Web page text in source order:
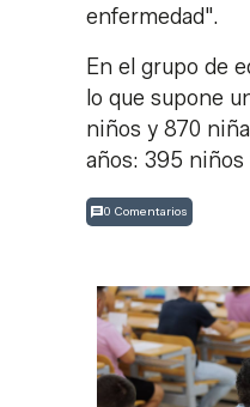
enfermedad".
En el grupo de
lo que supone
niños y 870
años: 395
0 Comentarios